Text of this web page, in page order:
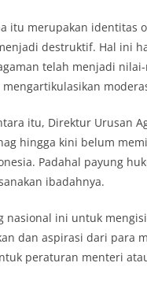
itu merupakan identitas
destruktif. Hal ini
telah menjadi
itu, Direktur Urusan
hingga kini belum
Padahal payung
ibadahnya.
nasional ini untuk
dan aspirasi dari para
peraturan menteri